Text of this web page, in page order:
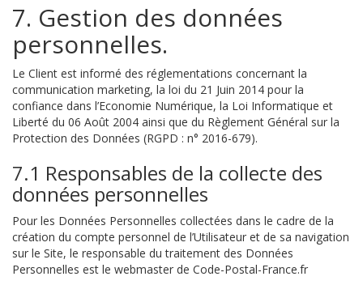
7. Gestion des données
personnelles.
Le Client est informé des réglementations concernant la
communication marketing, la loi du 21 Juin 2014 pour la
confiance dans l’Economie Numérique, la Loi Informatique et
Liberté du 06 Août 2004 ainsi que du Règlement Général sur la
Protection des Données (RGPD : n° 2016-679).
7.1 Responsables de la collecte des
données personnelles
Pour les Données Personnelles collectées dans le cadre de la
création du compte personnel de l’Utilisateur et de sa navigation
sur le Site, le responsable du traitement des Données
Personnelles est le webmaster de Code-Postal-France.fr